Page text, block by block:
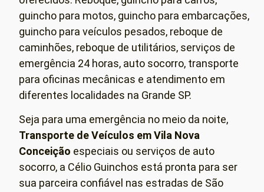
guincho para motos, guincho para embarcações,
guincho para veículos pesados, reboque de
caminhões, reboque de utilitários, serviços de
emergência 24 horas, auto socorro, transporte
para oficinas mecânicas e atendimento em
diferentes localidades na Grande SP.
Seja para uma emergência no meio da noite,
Transporte de Veículos emVila Nova
Conceição especiais ou serviços de auto
socorro, a Célio Guinchos está pronta para ser
sua parceira confiável nas estradas de São